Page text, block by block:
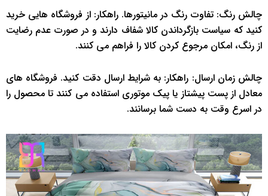
چالش رنگ: تفاوت رنگ در مانیتورها. راهکار: از فروشگاه هایی خرید
کنید که سیاست بازگرداندن کالا شفاف دارند و در صورت عدم رضایت
از رنگ، امکان مرجوع کردن کالا را فراهم می کنند.
چالش زمان ارسال: راهکار: به شرایط ارسال دقت کنید. فروشگاه های
معادل از پست پیشتاز یا پیک موتوری استفاده می کنند تا محصول را
در اسرع وقت به دست شما برسانند.